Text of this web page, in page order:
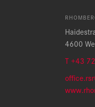
4600
T +43
w